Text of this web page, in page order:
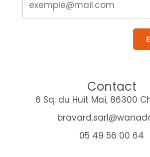
Contact
6 Sq. du Huit Mai, 86300
05 49 56 00 64